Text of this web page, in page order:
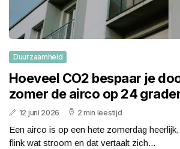
Duurzaamheid
Hoeveel CO2 bespaar je
zomer de airco op 24
12 juni 2026 2 min leestijd
Een airco is op een hete zomerdag
flink wat stroom en dat vertaalt zich...